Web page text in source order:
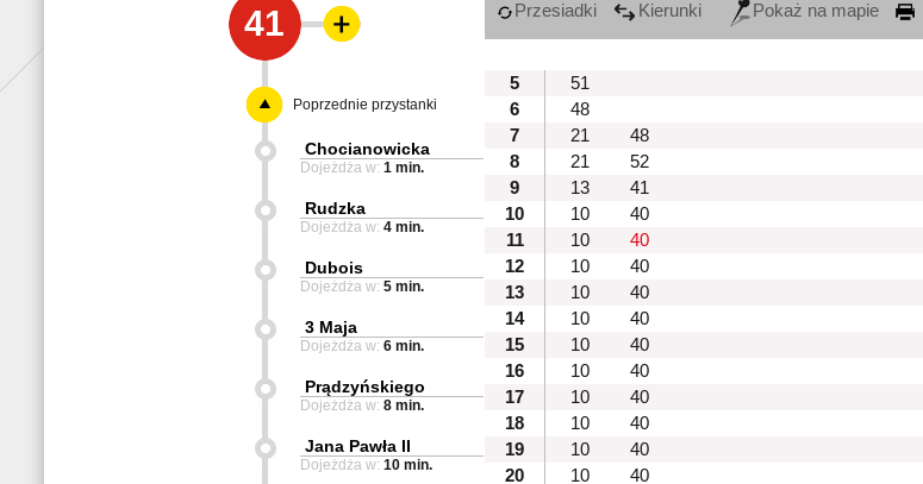
41 Przesiadki Kierunki Pokaż na mapie
5
51
6
48
7
21
48
8
21
52
9
13
41
10
10
40
11
10
40
12
10
40
13
10
40
14
10
40
15
10
40
16
10
40
17
10
40
18
10
40
19
10
40
20
10 40
Poprzednie przystanki
Chocianowicka
Dojeżdża w: 1 min.
Rudzka
Dojeżdża w: 4 min.
Dubois
Dojeżdża w: 5 min.
3 Maja
Dojeżdża w: 6 min.
Prądzyńskiego
Dojeżdża w: 8 min.
Jana Pawła II
Dojeżdża w: 10 min.